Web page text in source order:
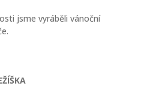
jsme vyráběli vánoční